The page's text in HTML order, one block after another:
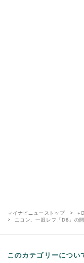
マイナビニューストップ
ニコン、一眼レフ「D6」
このカテゴリーについ